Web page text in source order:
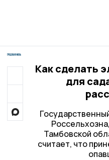
Как сделать
для
Тамбовской
считает, что